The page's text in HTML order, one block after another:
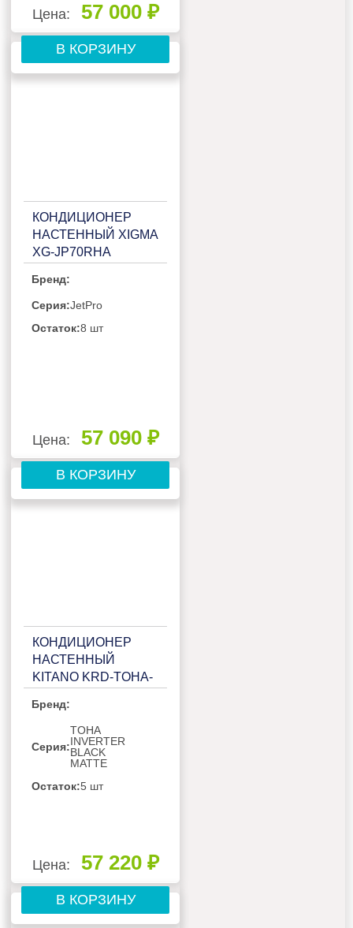
Цена: 57 000 ₽
В КОРЗИНУ
КОНДИЦИОНЕР
НАСТЕННЫЙ XIGMA
XG-JP70RHA
Бренд:
Серия:JetPro
Остаток:8 шт
Цена: 57 090 ₽
В КОРЗИНУ
КОНДИЦИОНЕР
НАСТЕННЫЙ
KITANO KRD-TOHA-
Бренд:
Серия:
TOHA
INVERTER
BLACK
MATTE
Остаток:5 шт
Цена: 57 220 ₽
В КОРЗИНУ